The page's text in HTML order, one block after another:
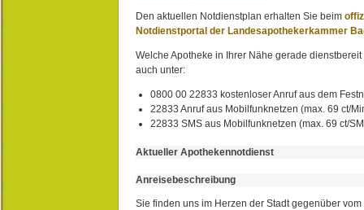
Den aktuellen Notdienstplan erhalten Sie beim
Notdienstportal der Landesapothekerkammer
Welche Apotheke in Ihrer Nähe gerade
auch unter:
0800 00 22833 kostenloser Anruf aus dem
22833 Anruf aus Mobilfunknetzen (max. 69 ct/
22833 SMS aus Mobilfunknetzen (max. 69 ct/
Aktueller Apothekennotdienst
Anreisebeschreibung
Sie finden uns im Herzen der Stadt gegenüber